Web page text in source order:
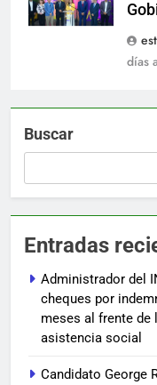
días
Buscar
Entradas
Administrador del
cheques por
meses al frente
asistencia social
Candidato George